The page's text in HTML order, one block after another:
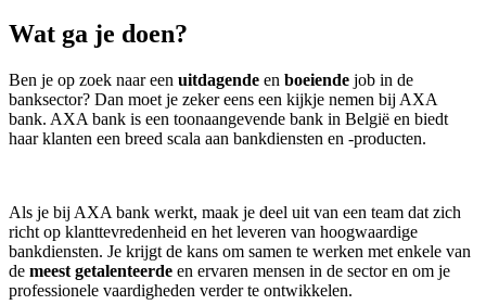
Wat ga je doen?
Ben je op zoek naar een uitdagende en boeiende job in de
banksector? Dan moet je zeker eens een kijkje nemen bij AXA
bank. AXA bank is een toonaangevende bank in België en biedt
haar klanten een breed scala aan bankdiensten en -producten.
Als je bij AXA bank werkt, maak je deel uit van een team dat zich
richt op klanttevredenheid en het leveren van hoogwaardige
bankdiensten. Je krijgt de kans om samen te werken met enkele van
de meest getalenteerde en ervaren mensen in de sector en om je
professionele vaardigheden verder te ontwikkelen.